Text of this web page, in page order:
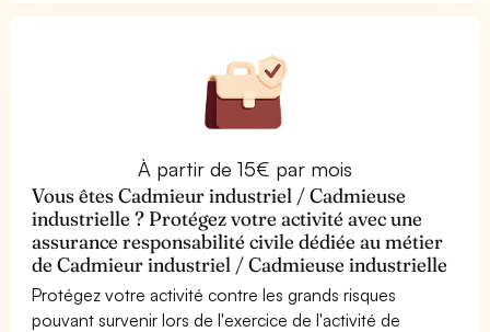
À partir de 15€ par mois
Vous êtes Cadmieur industriel / Cadmieuse
industrielle ? Protégez votre activité avec une
assurance responsabilité civile dédiée au métier
de Cadmieur industriel / Cadmieuse industrielle
Protégez votre activité contre les grands risques
pouvant survenir lors de l'exercice de l'activité de